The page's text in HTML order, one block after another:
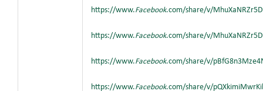
https://www.Facebook.com/share/v/
https://www.Facebook.com/share/v/
https://www.Facebook.com/share/v/
https://www.Facebook.com/share/v/